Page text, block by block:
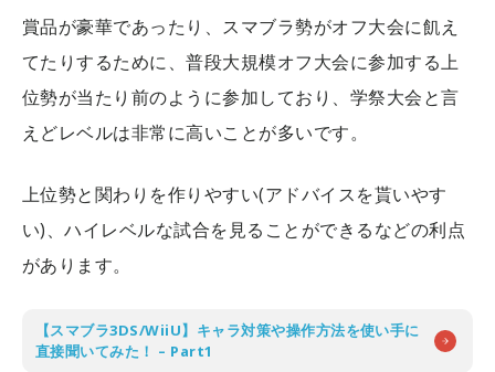
賞品が豪華であったり、スマブラ勢がオフ大会に飢え
てたりするために、普段大規模オフ大会に参加する上
位勢が当たり前のように参加しており、学祭大会と言
えどレベルは非常に高いことが多いです。
上位勢と関わりを作りやすい(アドバイスを貰いやす
い)、ハイレベルな試合を見ることができるなどの利点
があります。
【スマブラ3DS/WiiU】キャラ対策や操作方法を使い手に
直接聞いてみた！ – Part1